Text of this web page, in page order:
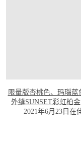
限量版杏桃色、玛瑙
外缝SUNSET彩虹柏
2021年6月23日在